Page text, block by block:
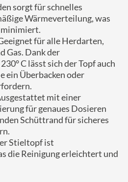
sorgt für schnelles
Wärmeverteilung, was
minimiert.
für alle Herdarten,
Gas. Dank der
C lässt sich der Topf auch
ein Überbacken oder
mit einer
für genaues Dosieren
Schüttrand für sicheres
Stieltopf ist
die Reinigung erleichtert und